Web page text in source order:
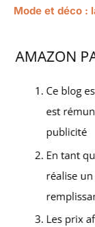
Mode et déco :